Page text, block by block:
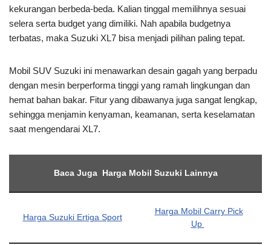
kekurangan berbeda-beda. Kalian tinggal memilihnya sesuai
selera serta budget yang dimiliki. Nah apabila budgetnya
terbatas, maka Suzuki XL7 bisa menjadi pilihan paling tepat.
Mobil SUV Suzuki ini menawarkan desain gagah yang berpadu
dengan mesin berperforma tinggi yang ramah lingkungan dan
hemat bahan bakar. Fitur yang dibawanya juga sangat lengkap,
sehingga menjamin kenyaman, keamanan, serta keselamatan
saat mengendarai XL7.
Baca Juga Harga Mobil Suzuki Lainnya
Harga Suzuki Ertiga Sport
Harga Mobil Carry Pick
Up